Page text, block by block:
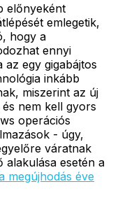
előnyeként
emlegetik,
hogy a
ennyi
egy gigabájtos
inkább
miszerint az új
nem kell gyors
operációs
- úgy,
váratnak
alakulása esetén a
megújhodás éve